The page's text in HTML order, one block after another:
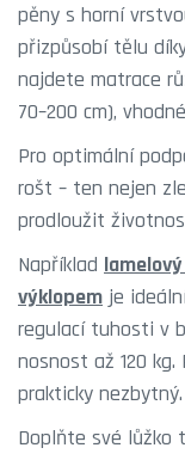
pěny s horní
přizpůsobí tělu
najdete matrace
70–200 cm),
Pro optimální
rošt – ten nejen
prodloužit
Například
výklopem je
regulací tuhosti v
nosnost až 120
prakticky nezbytný.
Doplňte své lůžko